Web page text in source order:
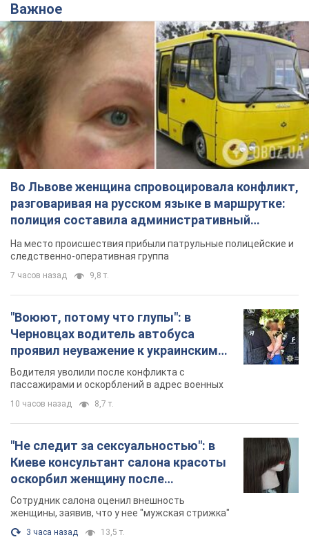
Важное
Во Львове женщина спровоцировала конфликт,
разговаривая на русском языке в маршрутке:
полиция составила административный
протокол. Видео
На место происшествия прибыли патрульные полицейские и
следственно-оперативная группа
7 часов назад 9,8 т.
"Воюют, потому что глупы": в
Черновцах водитель автобуса
проявил неуважение к украинским
военным и поплатился за это.
Видео
Водителя уволили после конфликта с
пассажирами и оскорблений в адрес военных
10 часов назад 8,7 т.
"Не следит за сексуальностью": в
Киеве консультант салона красоты
оскорбил женщину после
химиотерапии, разгорелся скандал.
Фото
Сотрудник салона оценил внешность
женщины, заявив, что у нее "мужская стрижка"
3 часа назад 13,5 т.